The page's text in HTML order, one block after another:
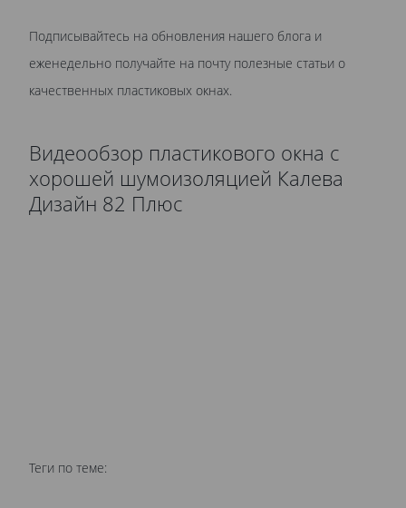
Подписывайтесь на обновления нашего блога и
еженедельно получайте на почту полезные статьи о
качественных пластиковых окнах.
Видеообзор пластикового окна с
хорошей шумоизоляцией Калева
Дизайн 82 Плюс
Теги по теме: